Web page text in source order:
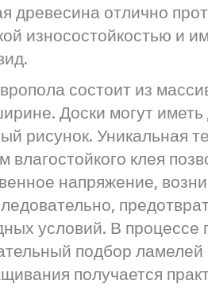
древесина отлично
износостойкостью и
состоит из
Доски могут иметь
рисунок. Уникальная
влагостойкого клея
напряжение,
условий. В процессе
подбор ламелей
получается